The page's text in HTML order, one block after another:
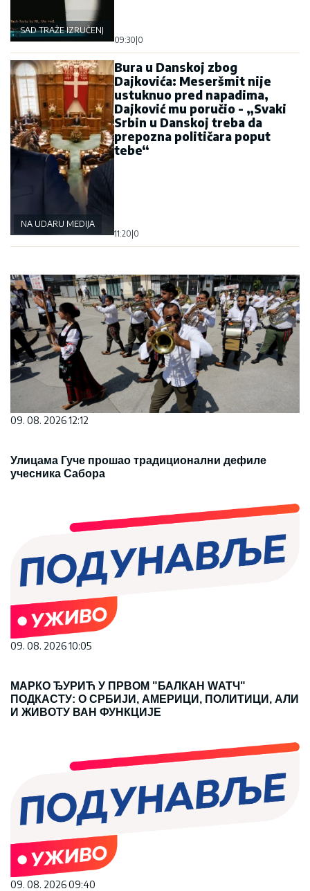
SAD TRAŽE IZRUČENJE
09:30|0
NA UDARU MEDIJA
Bura u Danskoj zbog
Dajkovića: Meseršmit nije
ustuknuo pred napadima,
Dajković mu poručio - „Svaki
Srbin u Danskoj treba da
prepozna političara poput
tebe“
11:20|0
09. 08. 2026 12:12
Улицама Гуче прошао традиционални дефиле
учесника Сабора
09. 08. 2026 10:05
МАРКО ЂУРИЋ У ПРВОМ "БАЛКАН WАТЧ"
ПОДКАСТУ: О СРБИЈИ, АМЕРИЦИ, ПОЛИТИЦИ, АЛИ
И ЖИВОТУ ВАН ФУНКЦИЈЕ
09. 08. 2026 09:40